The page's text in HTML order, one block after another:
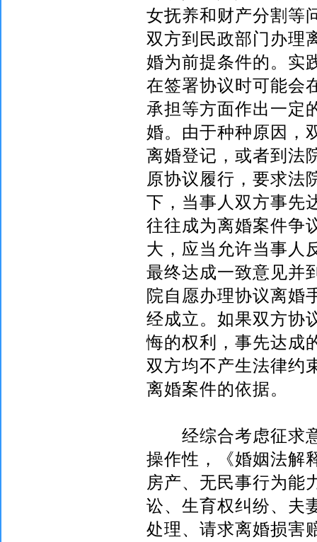
女抚养和财产分割等
双方到民政部门办理
婚为前提条件的。实
在签署协议时可能会
承担等方面作出一定
婚。由于种种原因，
离婚登记，或者到法
原协议履行，要求法
下，当事人双方事先
往往成为离婚案件争
大，应当允许当事人
最终达成一致意见并
院自愿办理协议离婚
经成立。如果双方协
悔的权利，事先达成
双方均不产生法律约
离婚案件的依据。
经综合考虑征求意
操作性，《婚姻法解
房产、无民事行为能
讼、生育权纠纷、夫
处理、请求离婚损害